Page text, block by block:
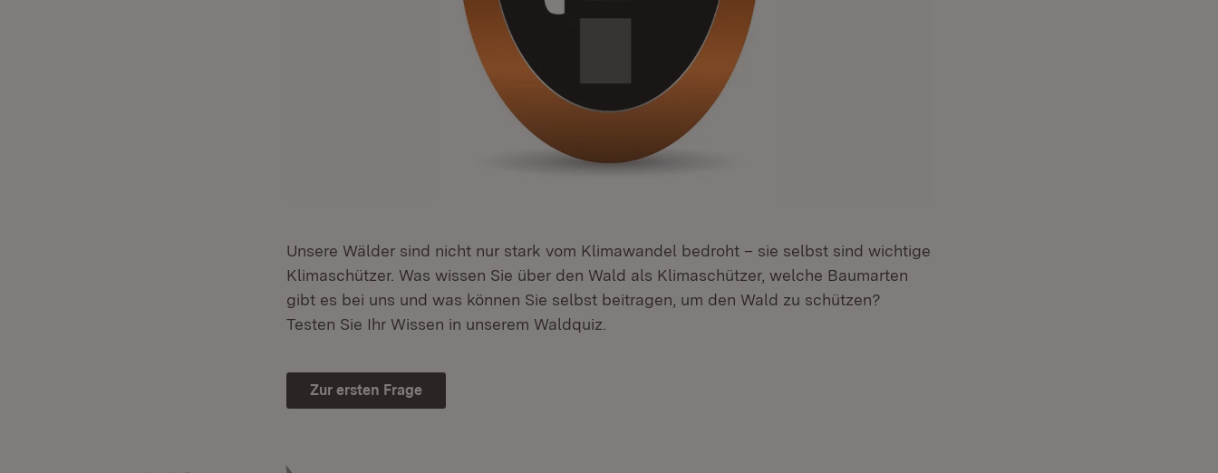
Unsere Wälder sind nicht nur stark vom Klimawandel bedroht – sie selbst sind wichtige
Klimaschützer. Was wissen Sie über den Wald als Klimaschützer, welche Baumarten
gibt es bei uns und was können Sie selbst beitragen, um den Wald zu schützen?
Testen Sie Ihr Wissen in unserem Waldquiz.
Zur ersten Frage